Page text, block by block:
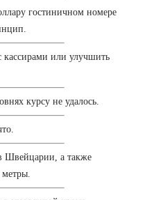
гостиничном номере
кассирами или улучшить
курсу не удалось.
Швейцарии, а также